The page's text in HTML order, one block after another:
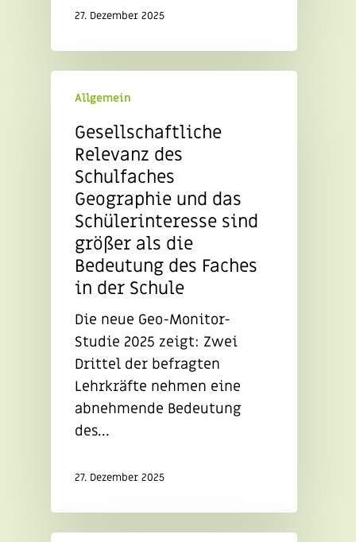
27. Dezember 2025
Allgemein
Gesellschaftliche
Relevanz des
Schulfaches
Geographie und das
Schülerinteresse sind
größer als die
Bedeutung des Faches
in der Schule
Die neue Geo-Monitor-
Studie 2025 zeigt: Zwei
Drittel der befragten
Lehrkräfte nehmen eine
abnehmende Bedeutung
des…
27. Dezember 2025